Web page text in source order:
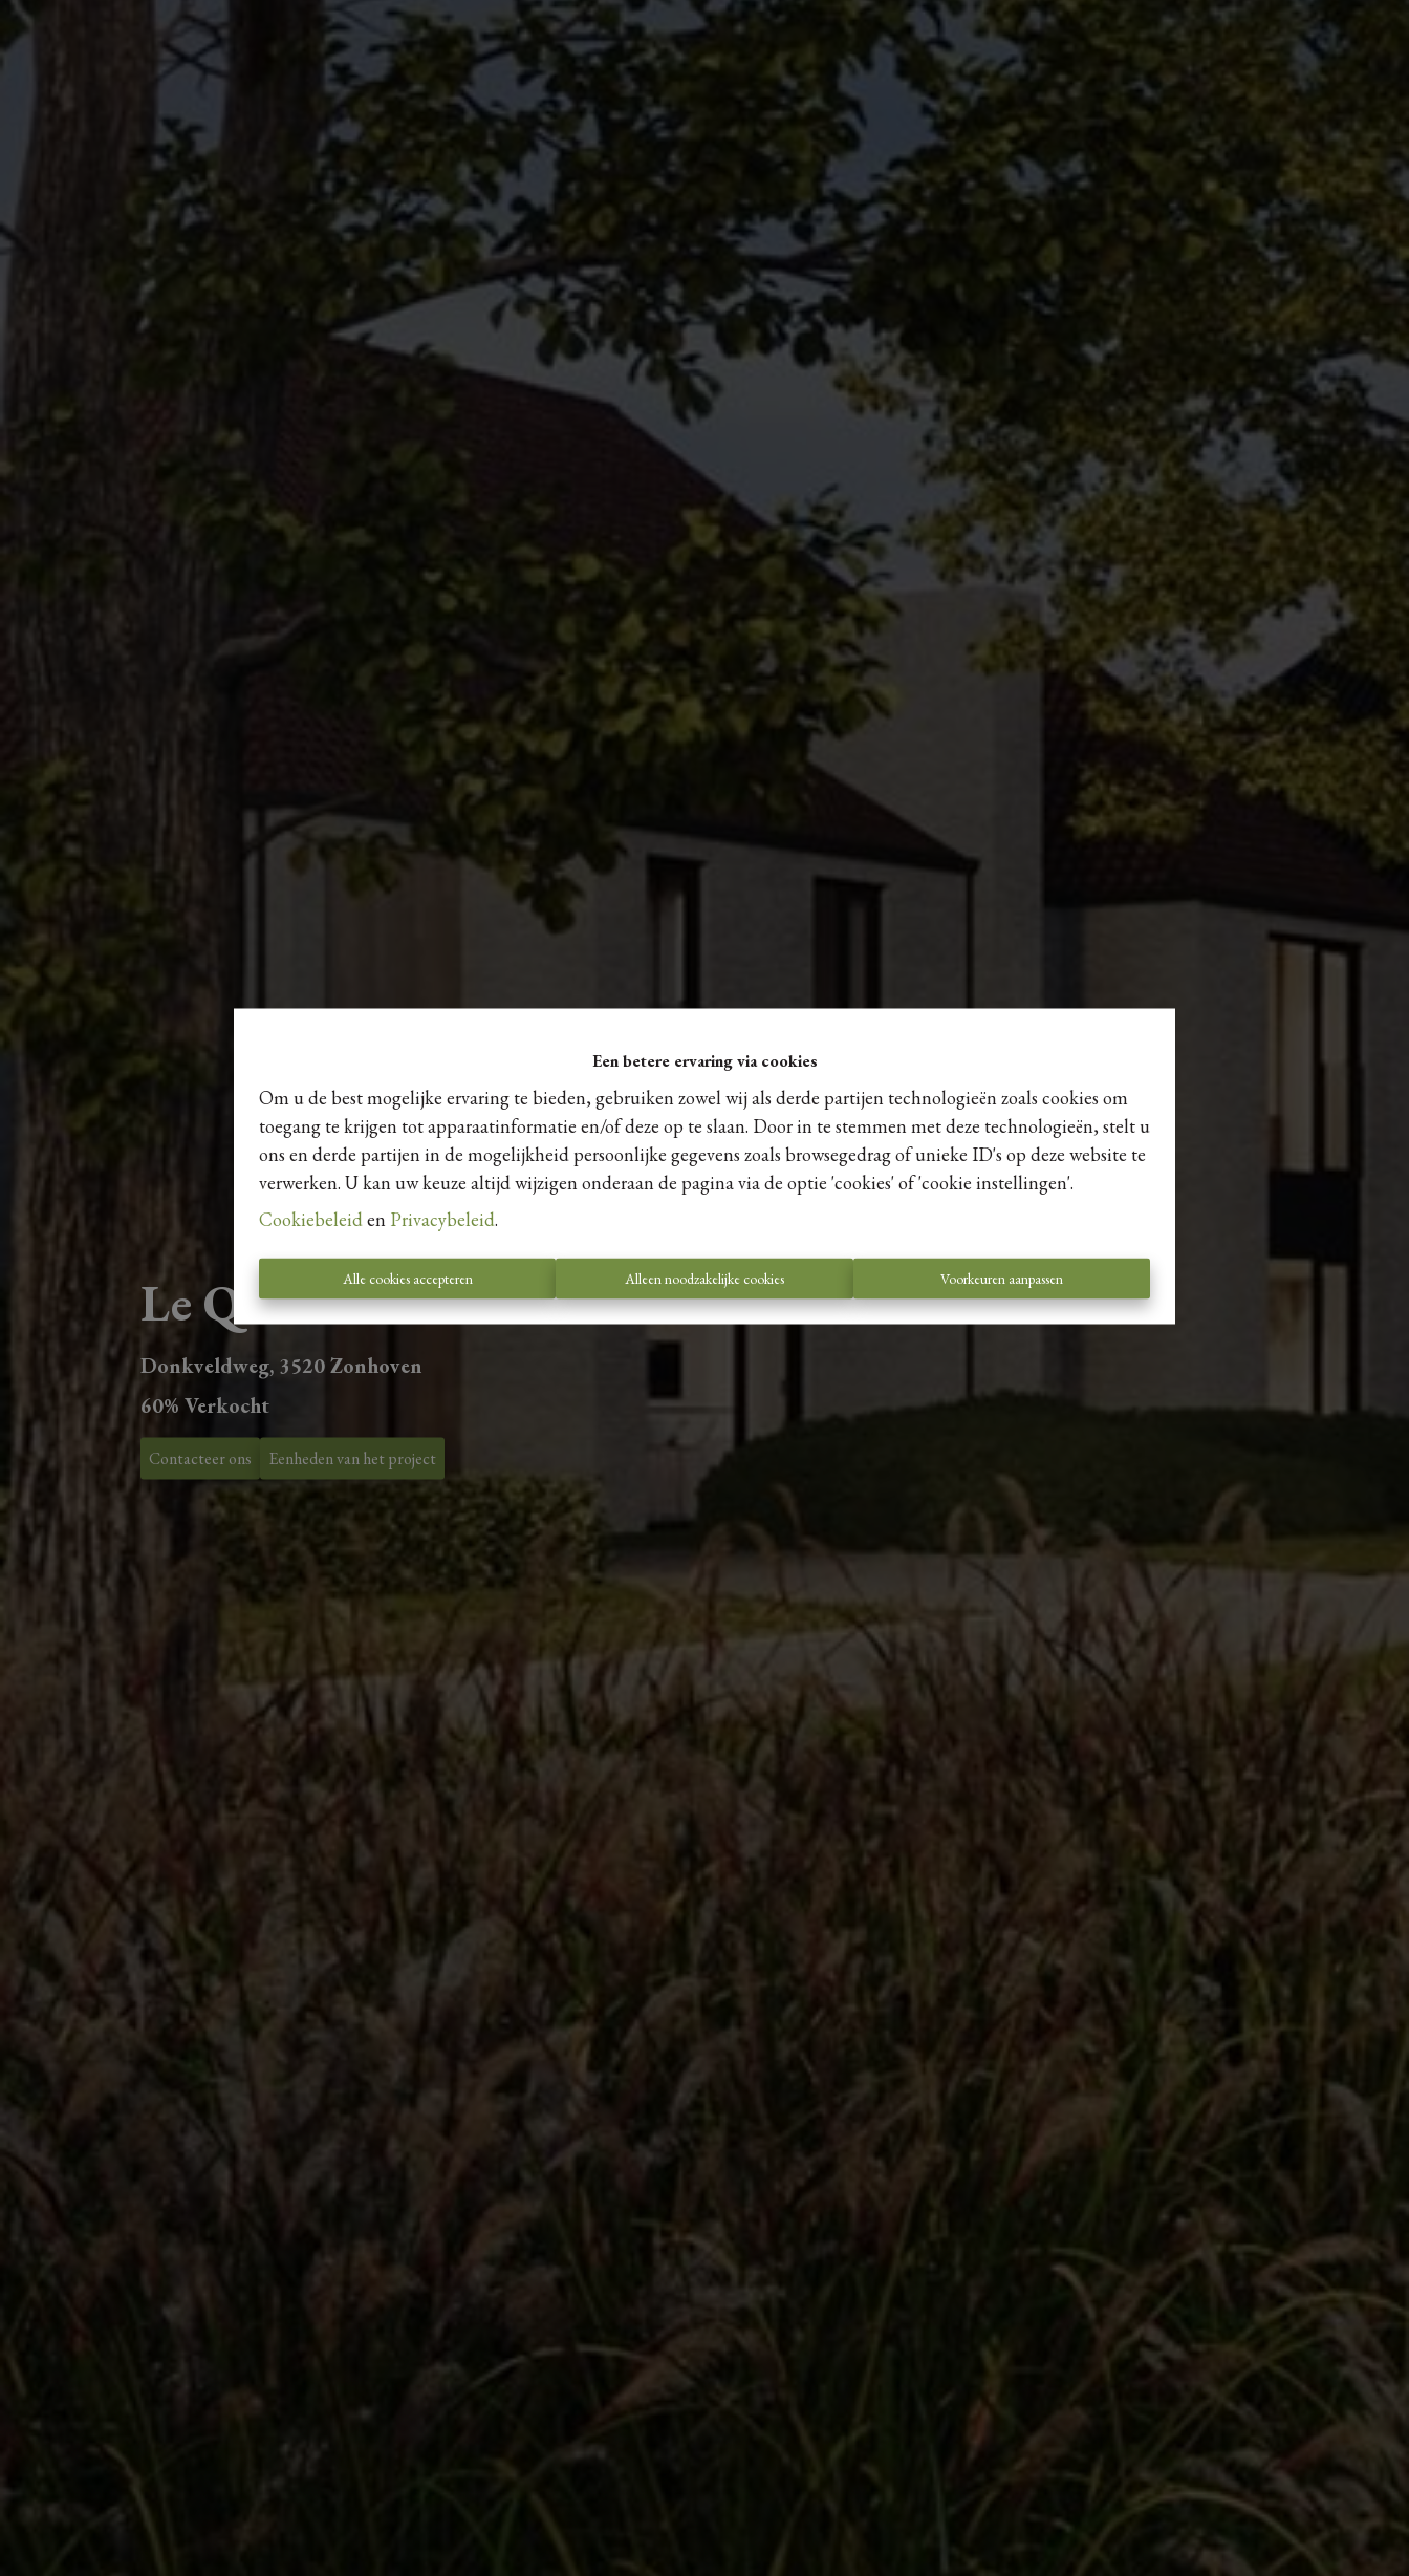
Een betere ervaring via cookies
Om u de best mogelijke ervaring te bieden, gebruiken zowel wij als derde partijen technologieën zoals cookies om
toegang te krijgen tot apparaatinformatie en/of deze op te slaan. Door in te stemmen met deze technologieën, stelt u
ons en derde partijen in de mogelijkheid persoonlijke gegevens zoals browsegedrag of unieke ID's op deze website te
verwerken. U kan uw keuze altijd wijzigen onderaan de pagina via de optie 'cookies' of 'cookie instellingen'.
Cookiebeleid en Privacybeleid.
Alle cookies accepteren Alleen noodzakelijke cookies Voorkeuren aanpassen
Le Quartier Kommilfoo
Donkveldweg, 3520 Zonhoven
60% Verkocht
Contacteer ons Eenheden van het project